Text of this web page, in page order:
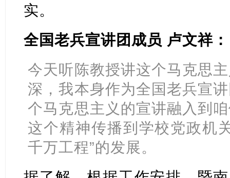
实。
全国老兵宣讲团成员 卢文祥：
今天听陈教授讲这个马克思
深，我本身作为全国老兵宣
个马克思主义的宣讲融入到
这个精神传播到学校党政机
千万工程”的发展。